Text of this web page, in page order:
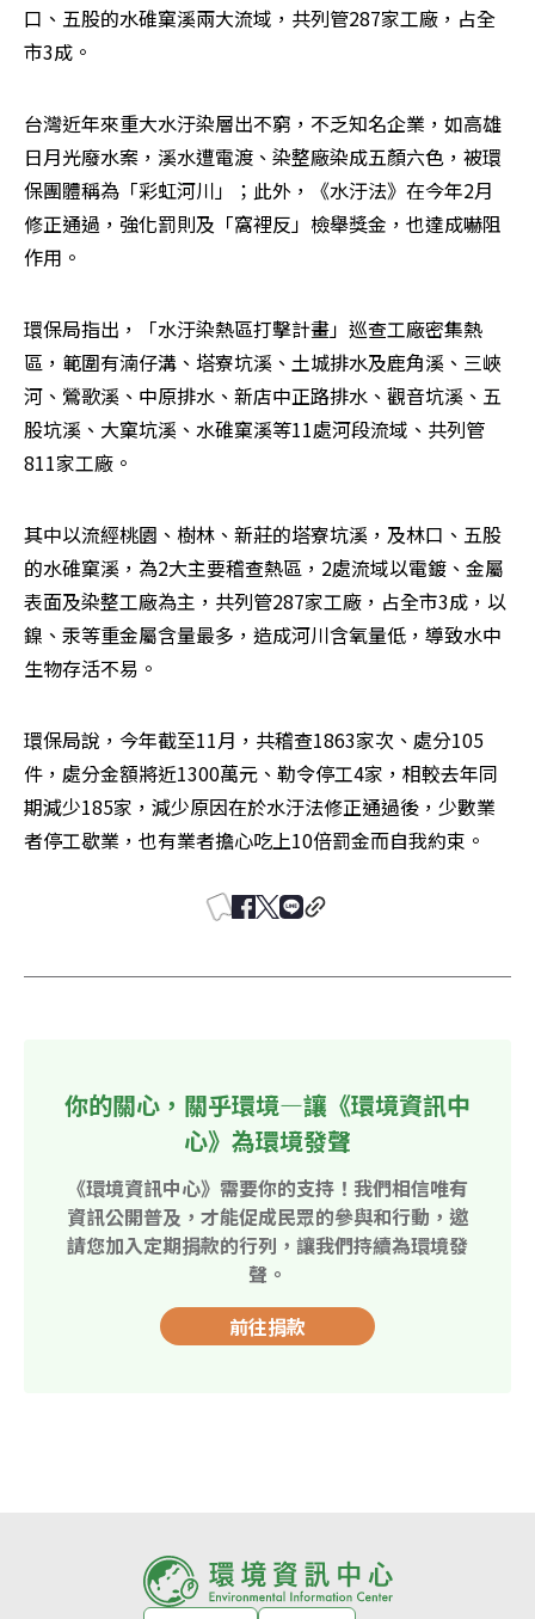
口、五股的水碓窠溪兩大流域，共列管287家工廠，占全
市3成。
台灣近年來重大水汙染層出不窮，不乏知名企業，如高雄
日月光廢水案，溪水遭電渡、染整廠染成五顏六色，被環
保團體稱為「彩虹河川」；此外，《水汙法》在今年2月
修正通過，強化罰則及「窩裡反」檢舉獎金，也達成嚇阻
作用。
環保局指出，「水汙染熱區打擊計畫」巡查工廠密集熱
區，範圍有湳仔溝、塔寮坑溪、土城排水及鹿角溪、三峽
河、鶯歌溪、中原排水、新店中正路排水、觀音坑溪、五
股坑溪、大窠坑溪、水碓窠溪等11處河段流域、共列管
811家工廠。
其中以流經桃園、樹林、新莊的塔寮坑溪，及林口、五股
的水碓窠溪，為2大主要稽查熱區，2處流域以電鍍、金屬
表面及染整工廠為主，共列管287家工廠，占全市3成，以
鎳、汞等重金屬含量最多，造成河川含氧量低，導致水中
生物存活不易。
環保局說，今年截至11月，共稽查1863家次、處分105
件，處分金額將近1300萬元、勒令停工4家，相較去年同
期減少185家，減少原因在於水汙法修正通過後，少數業
者停工歇業，也有業者擔心吃上10倍罰金而自我約束。
你的關心，關乎環境—讓《環境資訊中
心》為環境發聲
《環境資訊中心》需要你的支持！我們相信唯有
資訊公開普及，才能促成民眾的參與和行動，邀
請您加入定期捐款的行列，讓我們持續為環境發
聲。
前往捐款